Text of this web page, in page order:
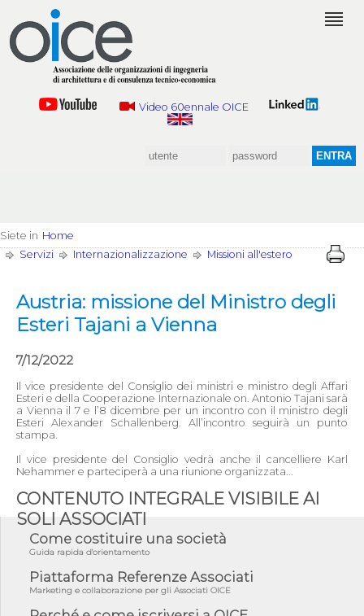
Video 60ennale OICE
Siete in Home
Servizi
Internazionalizzazione Missioni all'estero
Austria: missione del Ministro degli
Esteri Tajani a Vienna
7/12/2022
Il vice presidente del Consiglio dei ministri e ministro degli Affari
Esteri e della Cooperazione Internazionale on. Antonio Tajani sarà
a Vienna il 7 e l’8 dicembre per un incontro con il ministro degli
Esteri Alexander Schallenberg. All’incontro seguirà un punto
stampa.
Il vice presidente del Consiglio vedrà anche il cancelliere Karl
Nehammer e parteciperà a una riunione organizzata...
CONTENUTO INTEGRALE VISIBILE AI
SOLI ASSOCIATI
Come costituire una società
Guida rapida d'orientamento
Piattaforma Referenze Associati
Marketing e collaborazione per gli Associati OICE